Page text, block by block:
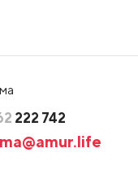
222 742